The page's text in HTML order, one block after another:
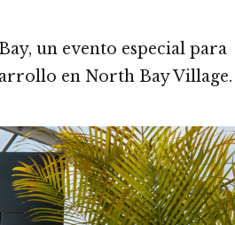
un evento especial para
en North Bay Village.